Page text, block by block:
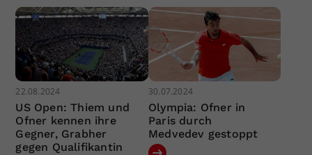
22.08.2024
US Open: Thiem und
Ofner kennen ihre
Gegner, Grabher
gegen Qualifikantin
30.07.2024
Olympia: Ofner in
Paris durch
Medvedev gestoppt